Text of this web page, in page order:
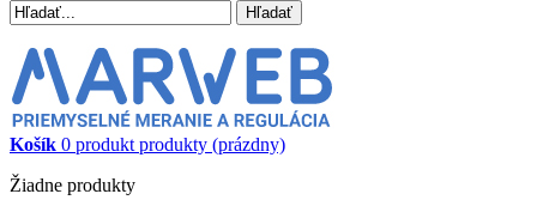
Hľadať
Košík 0 produkt produkty (prázdny)
Žiadne produkty